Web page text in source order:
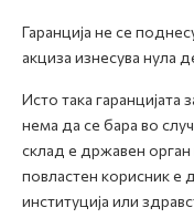
Гаранција не се
акциза изнесува нула
Исто така
нема да се бара во
склад е државен
повластен корисник е
институција или